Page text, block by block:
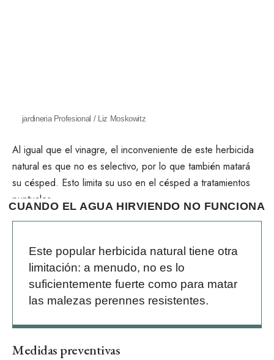
jardineria Profesional / Liz Moskowitz
Al igual que el vinagre, el inconveniente de este herbicida
natural es que no es selectivo, por lo que también matará
su césped. Esto limita su uso en el césped a tratamientos
puntuales.
CUANDO EL AGUA HIRVIENDO NO FUNCIONA
Este popular herbicida natural tiene otra
limitación: a menudo, no es lo
suficientemente fuerte como para matar
las malezas perennes resistentes.
Medidas preventivas